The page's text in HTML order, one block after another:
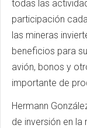
todas las
participación
las mineras
beneficios para
avión, bonos y
importante de
Hermann
de inversión en la